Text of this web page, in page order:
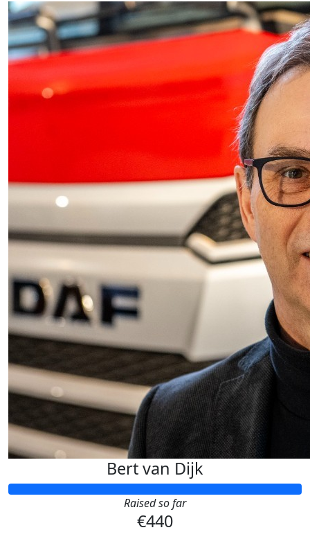
Bert van Dijk
Raised so far
€440